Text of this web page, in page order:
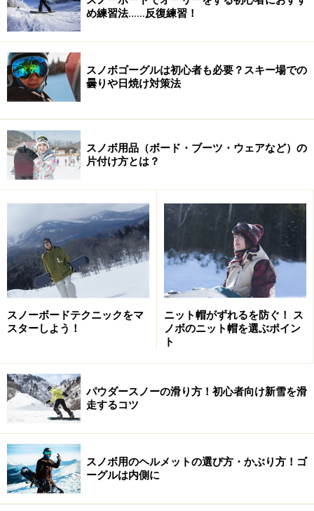
BOA特有のトラブルに備えて、購入時に付属されている
「交換用ケーブル＆ボアレースツール」を必ずゲレンデ
まで持参しましょう。従来のシューレース（ヒモ）と違
って代用が利きませんので、これはホントにお忘れな
く！
また交換用ケーブルは、スノーボードショップに行けば
別売りもしています。購入の際は、ケーブルにはそれぞ
れのブーツサイズにあった「長さ」がありますので、マ
イブーツをチェックしてから買いに行くように。だいた
いブーツのタン裏側にあるサイズ表示付近に記載されて
います。
>>次は、ボアレースツールの使い方>>
※記事内容は執筆時点のものです。最新の内容をご確認くださ
/
め練習法……反復練習！
スノボゴーグルは初心者も必要？スキー場での
曇りや日焼け対策法
スノボ用品（ボード・ブーツ・ウェアなど）の
片付け方とは？
スノーボードテクニックをマ
スターしよう！
ニット帽がずれるを防ぐ！ ス
ノボのニット帽を選ぶポイン
ト
パウダースノーの滑り方！初心者向け新雪を滑
走するコツ
スノボ用のヘルメットの選び方・かぶり方！ゴ
ーグルは内側に